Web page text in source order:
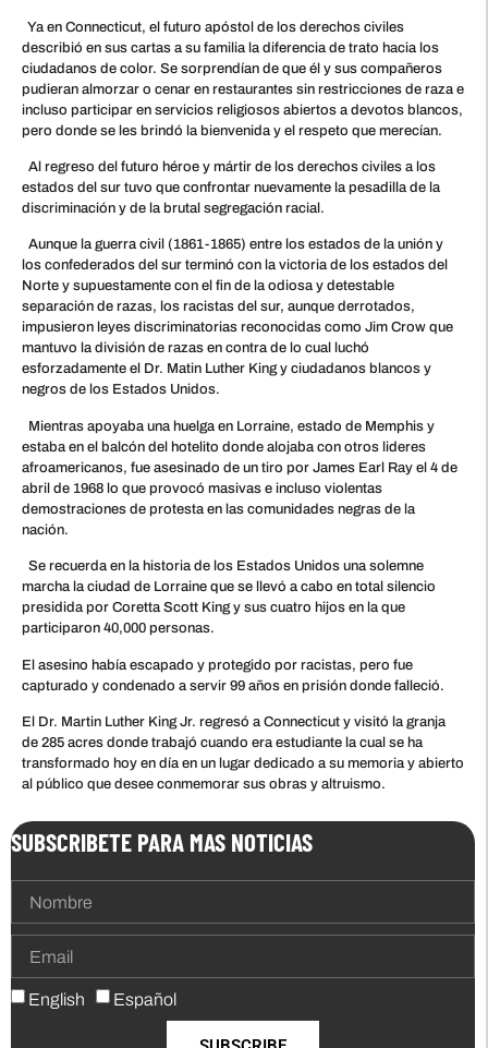
Ya en Connecticut, el futuro apóstol de los derechos civiles
describió en sus cartas a su familia la diferencia de trato hacia los
ciudadanos de color. Se sorprendían de que él y sus compañeros
pudieran almorzar o cenar en restaurantes sin restricciones de raza e
incluso participar en servicios religiosos abiertos a devotos blancos,
pero donde se les brindó la bienvenida y el respeto que merecían.
Al regreso del futuro héroe y mártir de los derechos civiles a los
estados del sur tuvo que confrontar nuevamente la pesadilla de la
discriminación y de la brutal segregación racial.
Aunque la guerra civil (1861-1865) entre los estados de la unión y
los confederados del sur terminó con la victoria de los estados del
Norte y supuestamente con el fin de la odiosa y detestable
separación de razas, los racistas del sur, aunque derrotados,
impusieron leyes discriminatorias reconocidas como Jim Crow que
mantuvo la división de razas en contra de lo cual luchó
esforzadamente el Dr. Matin Luther King y ciudadanos blancos y
negros de los Estados Unidos.
Mientras apoyaba una huelga en Lorraine, estado de Memphis y
estaba en el balcón del hotelito donde alojaba con otros lideres
afroamericanos, fue asesinado de un tiro por James Earl Ray el 4 de
abril de 1968 lo que provocó masivas e incluso violentas
demostraciones de protesta en las comunidades negras de la
nación.
Se recuerda en la historia de los Estados Unidos una solemne
marcha la ciudad de Lorraine que se llevó a cabo en total silencio
presidida por Coretta Scott King y sus cuatro hijos en la que
participaron 40,000 personas.
El asesino había escapado y protegido por racistas, pero fue
capturado y condenado a servir 99 años en prisión donde falleció.
El Dr. Martin Luther King Jr. regresó a Connecticut y visitó la granja
de 285 acres donde trabajó cuando era estudiante la cual se ha
transformado hoy en día en un lugar dedicado a su memoria y abierto
al público que desee conmemorar sus obras y altruismo.
SUBSCRIBETE PARA MAS NOTICIAS
English Español